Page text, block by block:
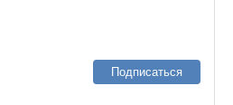
Подписаться